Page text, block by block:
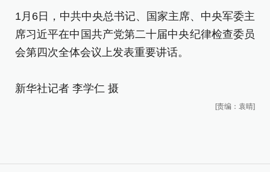
1月6日，中共中央总书记、国家主席、中央军委主
席习近平在中国共产党第二十届中央纪律检查委员
会第四次全体会议上发表重要讲话。
新华社记者 李学仁 摄
[责编：袁晴]